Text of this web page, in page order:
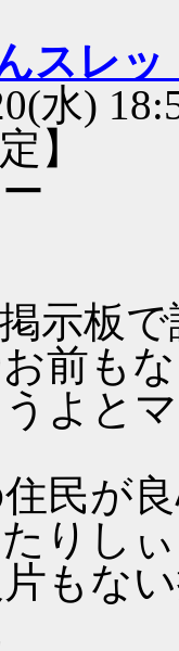
スレ
水)
】
示板
前も
よと
民が
りし
もな